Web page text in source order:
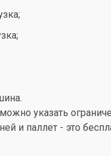
указать
и паллет - это